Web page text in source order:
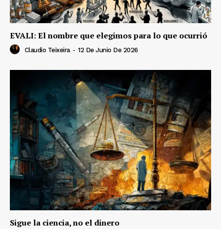
EVALI: El nombre que elegimos para lo que ocurrió
Claudio Teixeira - 12 De Junio De 2026
Sigue la ciencia, no el dinero